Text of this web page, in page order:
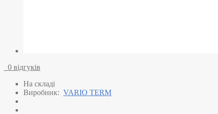
0 відгуків
На складі
Виробник: VARIO TERM